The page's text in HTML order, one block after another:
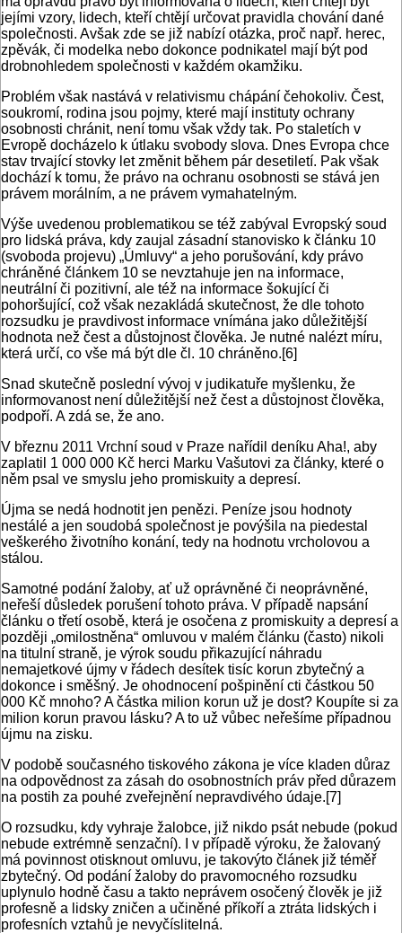
jejími vzory, lidech, kteří chtějí určovat pravidla chování dané
společnosti. Avšak zde se již nabízí otázka, proč např. herec,
zpěvák, či modelka nebo dokonce podnikatel mají být pod
drobnohledem společnosti v každém okamžiku.
Problém však nastává v relativismu chápání čehokoliv. Čest,
soukromí, rodina jsou pojmy, které mají instituty ochrany
osobnosti chránit, není tomu však vždy tak. Po staletích v
Evropě docházelo k útlaku svobody slova. Dnes Evropa chce
stav trvající stovky let změnit během pár desetiletí. Pak však
dochází k tomu, že právo na ochranu osobnosti se stává jen
právem morálním, a ne právem vymahatelným.
Výše uvedenou problematikou se též zabýval Evropský soud
pro lidská práva, kdy zaujal zásadní stanovisko k článku 10
(svoboda projevu) „Úmluvy“ a jeho porušování, kdy právo
chráněné článkem 10 se nevztahuje jen na informace,
neutrální či pozitivní, ale též na informace šokující či
pohoršující, což však nezakládá skutečnost, že dle tohoto
rozsudku je pravdivost informace vnímána jako důležitější
hodnota než čest a důstojnost člověka. Je nutné nalézt míru,
která určí, co vše má být dle čl. 10 chráněno.[6]
Snad skutečně poslední vývoj v judikatuře myšlenku, že
informovanost není důležitější než čest a důstojnost člověka,
podpoří. A zdá se, že ano.
V březnu 2011 Vrchní soud v Praze nařídil deníku Aha!, aby
zaplatil 1 000 000 Kč herci Marku Vašutovi za články, které o
něm psal ve smyslu jeho promiskuity a depresí.
Újma se nedá hodnotit jen penězi. Peníze jsou hodnoty
nestálé a jen soudobá společnost je povýšila na piedestal
veškerého životního konání, tedy na hodnotu vrcholovou a
stálou.
Samotné podání žaloby, ať už oprávněné či neoprávněné,
neřeší důsledek porušení tohoto práva. V případě napsání
článku o třetí osobě, která je osočena z promiskuity a depresí a
později „omilostněna“ omluvou v malém článku (často) nikoli
na titulní straně, je výrok soudu přikazující náhradu
nemajetkové újmy v řádech desítek tisíc korun zbytečný a
dokonce i směšný. Je ohodnocení pošpinění cti částkou 50
000 Kč mnoho? A částka milion korun už je dost? Koupíte si za
milion korun pravou lásku? A to už vůbec neřešíme případnou
újmu na zisku.
V podobě současného tiskového zákona je více kladen důraz
na odpovědnost za zásah do osobnostních práv před důrazem
na postih za pouhé zveřejnění nepravdivého údaje.[7]
O rozsudku, kdy vyhraje žalobce, již nikdo psát nebude (pokud
nebude extrémně senzační). I v případě výroku, že žalovaný
má povinnost otisknout omluvu, je takovýto článek již téměř
zbytečný. Od podání žaloby do pravomocného rozsudku
uplynulo hodně času a takto neprávem osočený člověk je již
profesně a lidsky zničen a učiněné příkoří a ztráta lidských i
profesních vztahů je nevyčíslitelná.